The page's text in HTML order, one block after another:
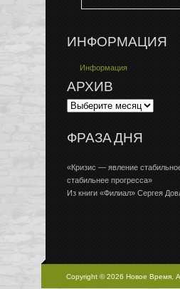
ИНФОРМАЦИЯ
Информация
АРХИВ
ФРАЗА ДНЯ
«Кризис — явление
стабильнее прогресса»
Из книги «Филиал» Сергея
Copyright © 2026 Новое Время,